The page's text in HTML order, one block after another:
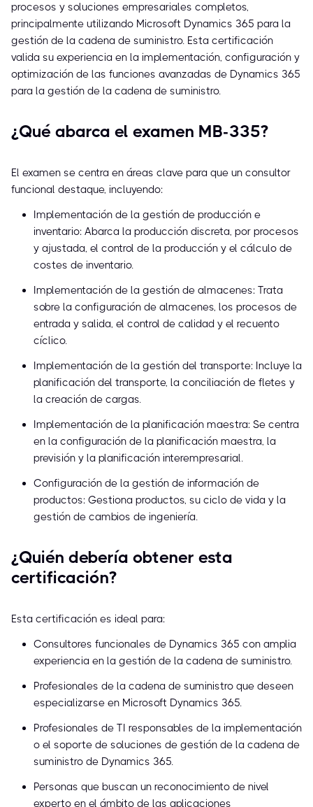
procesos y soluciones empresariales completos,
principalmente utilizando Microsoft Dynamics 365 para la
gestión de la cadena de suministro. Esta certificación
valida su experiencia en la implementación, configuración y
optimización de las funciones avanzadas de Dynamics 365
para la gestión de la cadena de suministro.
¿Qué abarca el examen MB-335?
El examen se centra en áreas clave para que un consultor
funcional destaque, incluyendo:
Implementación de la gestión de producción e
inventario: Abarca la producción discreta, por procesos
y ajustada, el control de la producción y el cálculo de
costes de inventario.
Implementación de la gestión de almacenes: Trata
sobre la configuración de almacenes, los procesos de
entrada y salida, el control de calidad y el recuento
cíclico.
Implementación de la gestión del transporte: Incluye la
planificación del transporte, la conciliación de fletes y
la creación de cargas.
Implementación de la planificación maestra: Se centra
en la configuración de la planificación maestra, la
previsión y la planificación interempresarial.
Configuración de la gestión de información de
productos: Gestiona productos, su ciclo de vida y la
gestión de cambios de ingeniería.
¿Quién debería obtener esta
certificación?
Esta certificación es ideal para:
Consultores funcionales de Dynamics 365 con amplia
experiencia en la gestión de la cadena de suministro.
Profesionales de la cadena de suministro que deseen
especializarse en Microsoft Dynamics 365.
Profesionales de TI responsables de la implementación
o el soporte de soluciones de gestión de la cadena de
suministro de Dynamics 365.
Personas que buscan un reconocimiento de nivel
experto en el ámbito de las aplicaciones